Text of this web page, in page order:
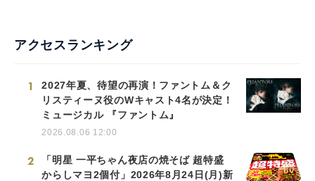
アクセスランキング
1
2027年夏、待望の再演！ファントム＆ク
リスティーヌ役のWキャスト4名が決定！
ミュージカル 『ファントム』
2026.08.06 12:00
2
「明星 一平ちゃん夜店の焼そば 超特盛
からしマヨ2個付」2026年8月24日(月)新